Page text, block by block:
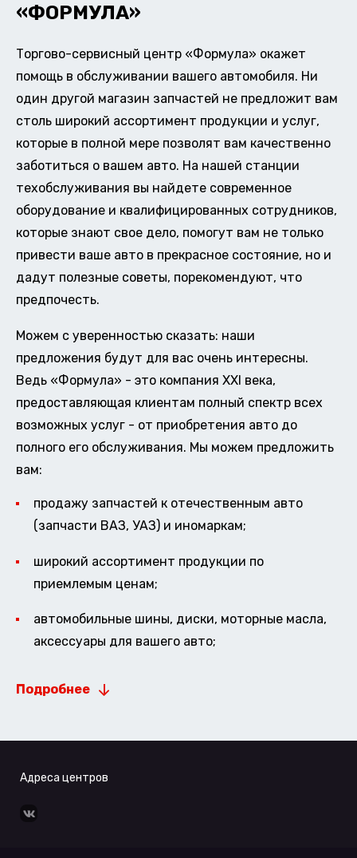
«ФОРМУЛА»
Торгово-сервисный центр «Формула» окажет
помощь в обслуживании вашего автомобиля. Ни
один другой магазин запчастей не предложит вам
столь широкий ассортимент продукции и услуг,
которые в полной мере позволят вам качественно
заботиться о вашем авто. На нашей станции
техобслуживания вы найдете современное
оборудование и квалифицированных сотрудников,
которые знают свое дело, помогут вам не только
привести ваше авто в прекрасное состояние, но и
дадут полезные советы, порекомендуют, что
предпочесть.
Можем с уверенностью сказать: наши
предложения будут для вас очень интересны.
Ведь «Формула» - это компания XXI века,
предоставляющая клиентам полный спектр всех
возможных услуг - от приобретения авто до
полного его обслуживания. Мы можем предложить
вам:
продажу запчастей к отечественным авто
(запчасти ВАЗ, УАЗ) и иномаркам;
широкий ассортимент продукции по
приемлемым ценам;
автомобильные шины, диски, моторные масла,
аксессуары для вашего авто;
Подробнее
Адреса центров